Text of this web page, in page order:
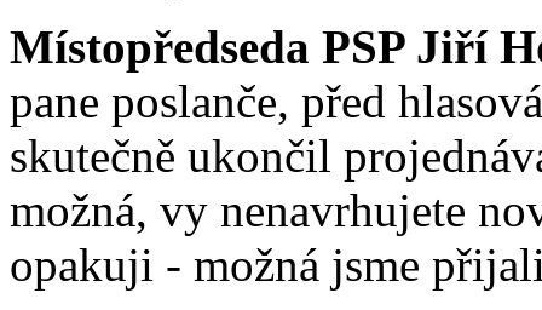
Místopředseda PSP Jiří
pane poslanče, před
skutečně ukončil
možná, vy nenavrhujete
opakuji - možná jsme